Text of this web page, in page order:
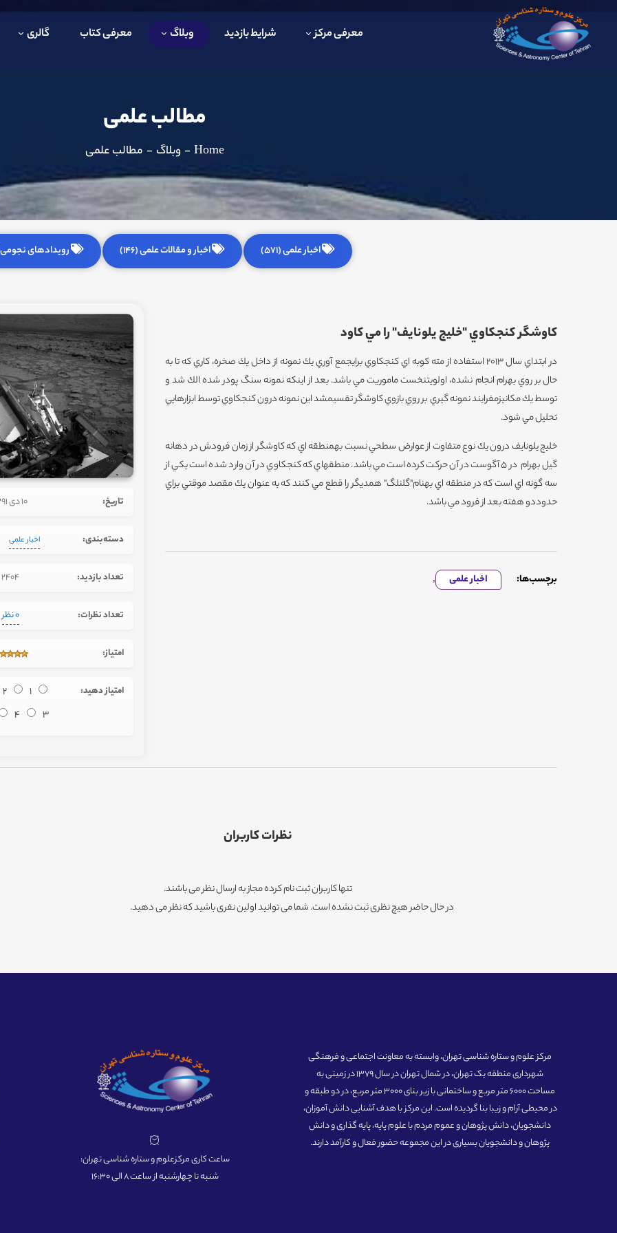
معرفی مرکز شرایط بازدید وبلاگ معرفی کتاب گالری
مطالب علمی
Home
- وبلاگ - مطالب علمی
اخبار علمی (571) اخبار و مقالات علمی (146) رویدادهای نجومی
كاوشگر كنجكاوي "خليج يلونايف" را مي كاود
در ابتداي سال 2013 استفاده از مته كوبه اي كنجكاوي برايجمع آوري يك نمونه از داخل يك صخره، كاري كه تا به
حال بر روي بهرام انجام نشده، اولويتنخست ماموريت مي باشد. بعد از اينكه نمونه سنگ پودر شده الك شد و
توسط يك مكانيزمفرايند نمونه گيري بر روي بازوي كاوشگر تقسيمشد اين نمونه درون كنجكاوي توسط ابزارهايي
تحليل مي شود.
خليج يلونايف درون يك نوع متفاوت از عوارض سطحي نسبت بهمنطقه اي كه كاوشگر از زمان فرودش در دهانه
گيل بهرام در 5 آگوست در آن حركت كرده است مي باشد. منطقهاي كه كنجكاوي در آن وارد شده است يكي از
سه گونه اي است كه در منطقه اي بهنام"گلنلگ" همديگر را قطع مي كنند كه به عنوان يك مقصد موقتي براي
حدوددو هفته بعد از فرود مي باشد.
برچسب‌ها: اخبار علمی ,
تاریخ: 10 دی 1391
دسته‌بندی: اخبار علمی
تعداد بازدید: 2404
تعداد نظرات: 0 نظر
امتیاز:
امتیاز دهید: 1
2
3
4
نظرات کاربران
تنها کاربران ثبت نام کرده مجاز به ارسال نظر می باشند.
در حال حاضر هیچ نظری ثبت نشده است. شما می توانید اولین نفری باشید که نظر می دهید.
مرکز علوم و ستاره شناسی تهران، وابسته به معاونت اجتماعی و فرهنگی
شهرداری منطقه یک تهران، در شمال تهران در سال 1379 در زمینی به
مساحت 6000 متر مربع و ساختمانی با زیر بنای 3000 متر مربع، در دو طبقه و
در محیطی آرام و زیبا بنا گردیده است. این مرکز با هدف آشنایی دانش آموزان،
دانشجویان، دانش پژوهان و عموم مردم با علوم پایه، پایه گذاری و دانش
پژوهان و دانشجویان بسیاری در این مجموعه حضور فعال و کارآمد دارند.
ساعت کاری مرکزعلوم و ستاره شناسی تهران:
شنبه تا چهارشنبه از ساعت 8 الی 16:30